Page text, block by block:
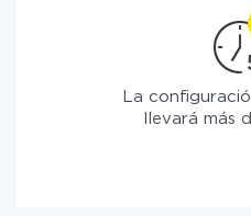
La
llevará más